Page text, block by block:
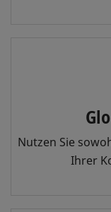
Nutzen Sie
Ihrer